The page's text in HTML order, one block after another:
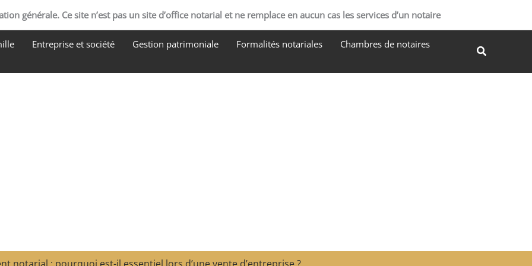
générale. Ce site n’est pas un site d’office notarial et ne remplace en aucun cas les services d’un notaire
Entreprise et société Gestion patrimoniale Formalités notariales
Chambres de notaires
Rechercher
e